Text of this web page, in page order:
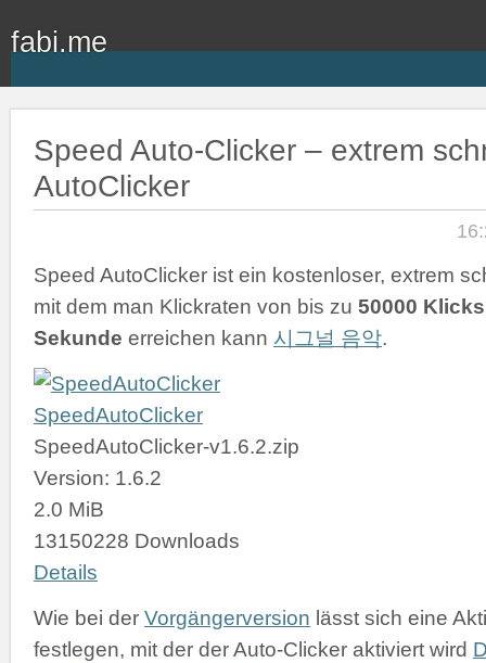
fabi.me
Speed Auto-Clicker – extrem
AutoClicker
Speed AutoClicker ist ein kostenloser, extrem
mit dem man Klickraten von bis zu 50000
Sekunde erreichen kann 시그널 음악.
SpeedAutoClicker
SpeedAutoClicker-v1.6.2.zip
Version: 1.6.2
2.0 MiB
13150228 Downloads
Details
Wie bei der Vorgängerversion lässt sich eine
festlegen, mit der der Auto-Clicker aktiviert wird